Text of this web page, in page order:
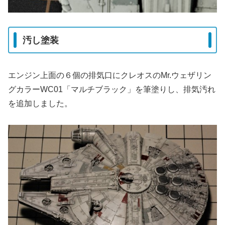
汚し塗装
エンジン上面の６個の排気口にクレオスのMr.ウェザリン
グカラーWC01「マルチブラック」を筆塗りし、排気汚れ
を追加しました。